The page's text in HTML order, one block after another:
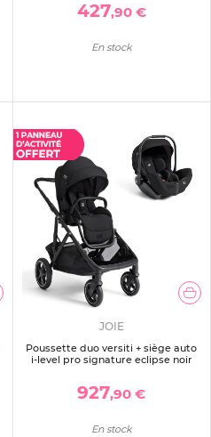
427,90 €
En stock
JOIE
Poussette duo versiti + siège auto
i-level pro signature eclipse noir
927,90 €
En stock